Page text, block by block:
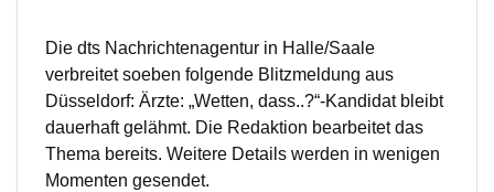
Die dts Nachrichtenagentur in Halle/Saale
verbreitet soeben folgende Blitzmeldung aus
Düsseldorf: Ärzte: „Wetten, dass..?“-Kandidat bleibt
dauerhaft gelähmt. Die Redaktion bearbeitet das
Thema bereits. Weitere Details werden in wenigen
Momenten gesendet.